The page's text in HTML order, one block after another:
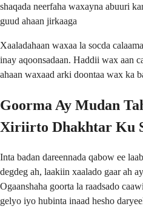
shaqada neerfaha waxayna abuuri
guud ahaan jirkaaga
Xaaladahaan waxaa la socda
inay aqoonsadaan. Haddii wax aan
ahaan waxaad arki doontaa wax ka
Goorma Ay Mudan
Xiriirto Dhakhtar Ku
Inta badan dareennada qabow ee
degdeg ah, laakiin xaalado gaar ah
Ogaanshaha goorta la raadsado
gelyo iyo hubinta inaad hesho